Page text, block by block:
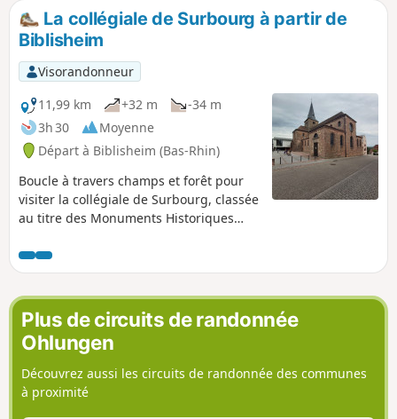
l'Alsace du Nord.
La collégiale de Surbourg à partir de
Biblisheim
Visorandonneur
11,99 km
+32 m
-34 m
3h 30
Moyenne
Départ à Biblisheim (Bas-Rhin)
Boucle à travers champs et forêt pour
visiter la collégiale de Surbourg, classée
au titre des Monuments Historiques
Plus de circuits de randonnée
Ohlungen
Découvrez aussi les circuits de randonnée des communes
à proximité